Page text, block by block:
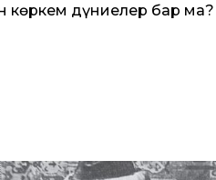
көркем дүниелер бар